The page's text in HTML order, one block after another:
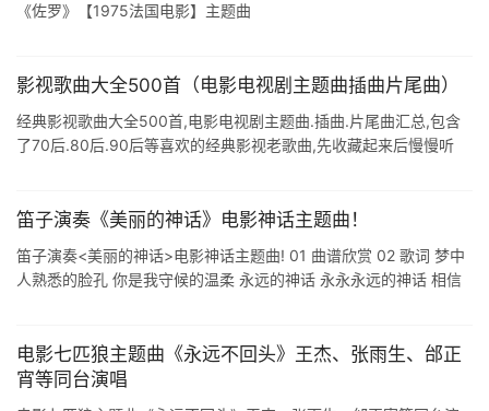
《佐罗》【1975法国电影】主题曲
影视歌曲大全500首（电影电视剧主题曲插曲片尾曲）
经典影视歌曲大全500首,电影电视剧主题曲.插曲.片尾曲汇总,包含
了70后.80后.90后等喜欢的经典影视老歌曲,先收藏起来后慢慢听
笛子演奏《美丽的神话》电影神话主题曲！
笛子演奏<美丽的神话>电影神话主题曲! 01 曲谱欣赏 02 歌词 梦中
人熟悉的脸孔 你是我守候的温柔 永远的神话 永永永远的神话 相信
电影七匹狼主题曲《永远不回头》王杰、张雨生、邰正
宵等同台演唱